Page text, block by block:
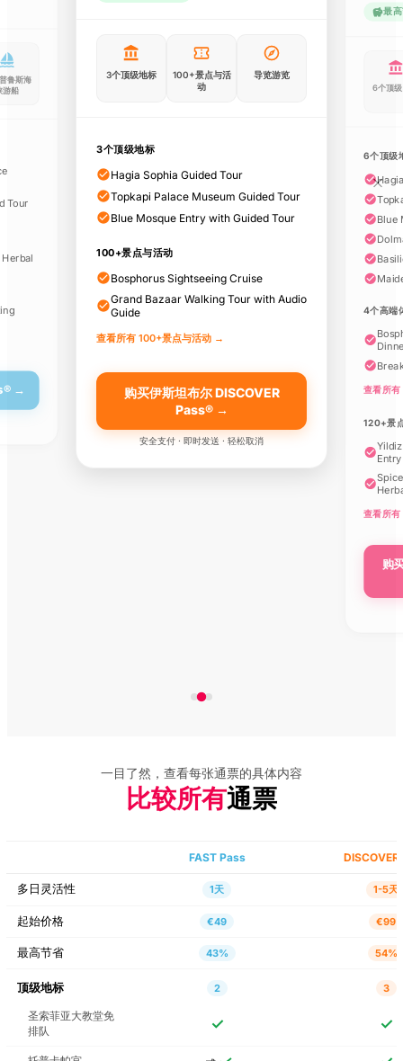
鲁斯海
游船
Tour
→
3个顶级地标
100+景点与活
动
导览游览
3个顶级地标
Hagia Sophia Guided Tour
Topkapi Palace Museum Guided Tour
Blue Mosque Entry with Guided Tour
100+景点与活动
Bosphorus Sightseeing Cruise
Grand Bazaar Walking Tour with Audio
Guide
查看所有 100+景点与活动 →
100+景点与活动
伊斯坦布尔传奇现场秀
Abud Efendi Mansion
伊斯坦布尔考古博物馆
免排队门票（含语音导
物馆免排队门票（含语
购买伊斯坦布尔 DISCOVER
Pass® →
安全支付 · 即时发送 · 轻松取消
最
6个顶
6个顶级
Blue
4个高端
查看所
4
120+景
Entry
查看所
购
一目了然，查看每张通票的具体内容
比较所有通票
FAST Pass
多日灵活性 1天 1-5天
起始价格 €49 €99
最高节省 43% 54%
顶级地标 2 3
圣索菲亚大教堂免
排队
✓ ✓